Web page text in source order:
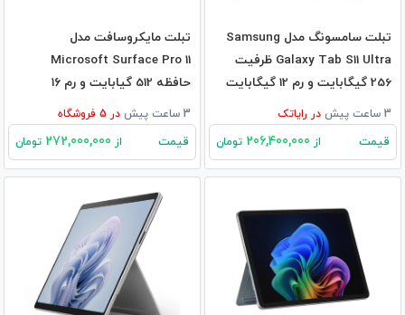
تبلت سامسونگ مدل Samsung
Galaxy Tab S11 Ultra ظرفیت
256 گیگابایت و رم 12 گیگابایت
3 ساعت پیش در رایاتک
قیمت از تومان
تبلت مایکروسافت مدل
Microsoft Surface Pro 11
حافظه 512 گیابایت و رم ۱۶
گیگابایت
3 ساعت پیش در فروشگاه
قیمت از تومان